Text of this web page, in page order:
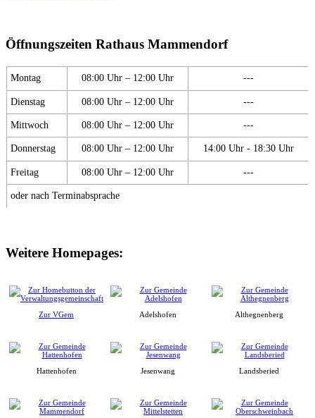
Öffnungszeiten Rathaus Mammendorf
Montag 08:00 Uhr – 12:00 Uhr ---
Dienstag 08:00 Uhr – 12:00 Uhr ---
Mittwoch 08:00 Uhr – 12:00 Uhr ---
Donnerstag 08:00 Uhr – 12:00 Uhr 14:00 Uhr - 18:30 Uhr
Freitag 08:00 Uhr – 12:00 Uhr ---
oder nach Terminabsprache
Weitere Homepages:
Zur VGem Adelshofen Althegnenberg
Hattenhofen Jesenwang Landsberied